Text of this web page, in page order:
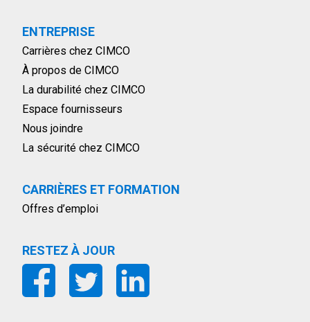
ENTREPRISE
Carrières chez CIMCO
À propos de CIMCO
La durabilité chez CIMCO
Espace fournisseurs
Nous joindre
La sécurité chez CIMCO
CARRIÈRES ET FORMATION
Offres d’emploi
RESTEZ À JOUR